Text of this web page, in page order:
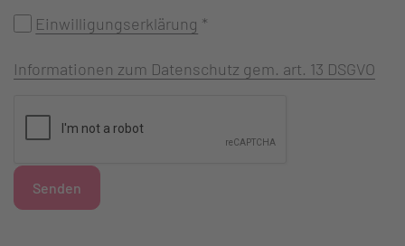
Einwilligungserklärung *
Informationen zum Datenschutz gem. art. 13 DSGVO
Senden